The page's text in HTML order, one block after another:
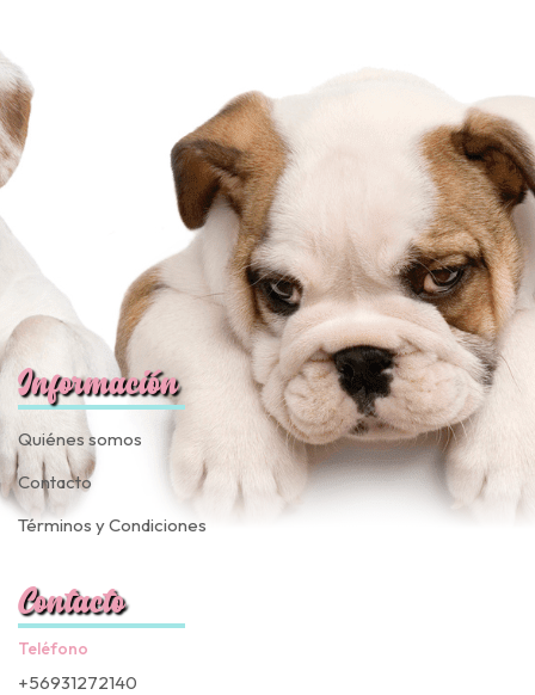
Información
Quiénes somos
Contacto
Términos y Condiciones
Contacto
Teléfono
+56931272140